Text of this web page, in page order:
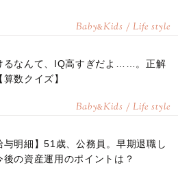
Baby&Kids / Life style
るなんて、IQ高すぎだよ……。正解
数クイズ】
Baby&Kids / Life style
与明細】51歳、公務員。早期退職し
後の資産運用のポイントは？